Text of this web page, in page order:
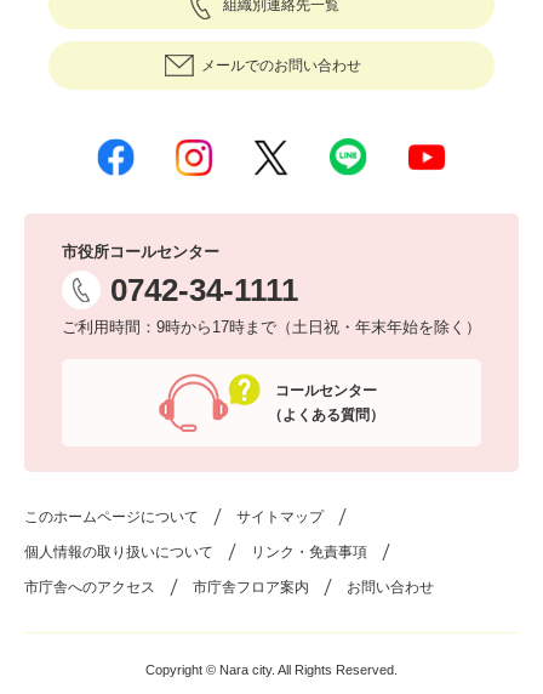
組織別連絡先一覧
メールでのお問い合わせ
市役所コールセンター
0742-34-1111
ご利用時間：9時から17時まで（土日祝・年末年始を除く）
コールセンター
（よくある質問）
このホームページについて サイトマップ
個人情報の取り扱いについて リンク・免責事項
市庁舎へのアクセス 市庁舎フロア案内 お問い合わせ
Copyright © Nara city. All Rights Reserved.